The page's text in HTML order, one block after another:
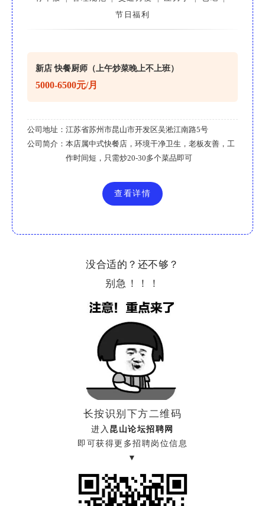
节日福利
新店 快餐厨师（上午炒菜晚上不上班）
5000-6500元/月
公司地址： 江苏省苏州市昆山市开发区吴淞江南路5号
公司简介： 本店属中式快餐店，环境干净卫生，老板友善，工
作时间短，只需炒20-30多个菜品即可
查看详情
没合适的？还不够？
别急！！！
长按识别下方二维码
进入 昆山论坛招聘网
即可获得更多招聘岗位信息
▼